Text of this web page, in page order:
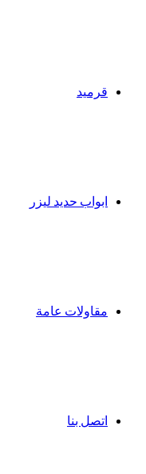
قرميد
ابواب حديد ليزر
مقاولات عامة
اتصل بنا